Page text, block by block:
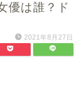
優は誰？ド
2021年8月27日